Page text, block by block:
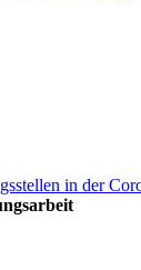
in der